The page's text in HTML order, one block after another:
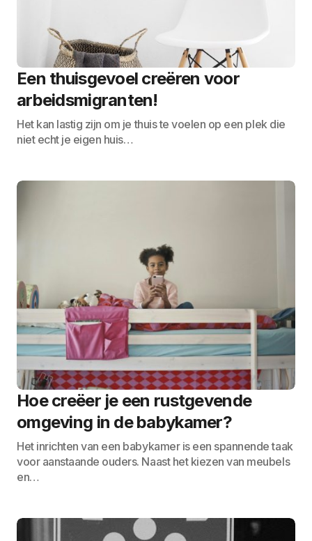
Een thuisgevoel creëren voor
arbeidsmigranten!
Het kan lastig zijn om je thuis te voelen op een plek die
niet echt je eigen huis…
Hoe creëer je een rustgevende
omgeving in de babykamer?
Het inrichten van een babykamer is een spannende taak
voor aanstaande ouders. Naast het kiezen van meubels
en…